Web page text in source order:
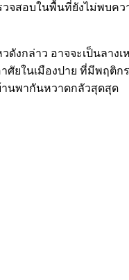
วจสอบในพื้นที่ยังไม่พบ
งกล่าว อาจจะเป็นลา
ศัยในเมืองปาย ที่มีพฤ
านพากันหวาดกลัวสุดสุด